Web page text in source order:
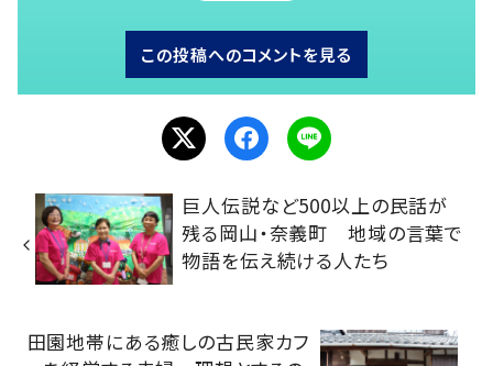
この投稿へのコメントを見る
巨人伝説など500以上の民話が
残る岡山・奈義町 地域の言葉で
物語を伝え続ける人たち
田園地帯にある癒しの古民家カフ